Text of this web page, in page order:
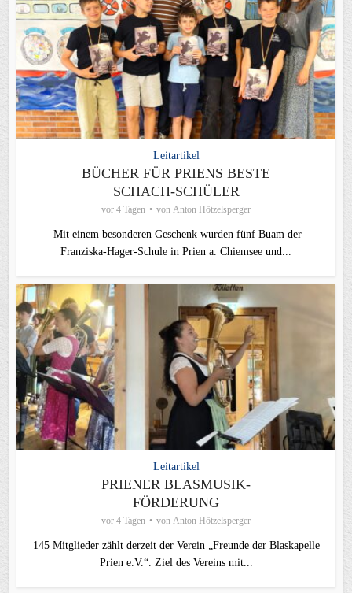
Leitartikel
BÜCHER FÜR PRIENS BESTE
SCHACH-SCHÜLER
vor 4 Tagen von Anton Hötzelsperger
Mit einem besonderen Geschenk wurden fünf Buam der
Franziska-Hager-Schule in Prien a. Chiemsee und...
Leitartikel
PRIENER BLASMUSIK-
FÖRDERUNG
vor 4 Tagen von Anton Hötzelsperger
145 Mitglieder zählt derzeit der Verein „Freunde der Blaskapelle
Prien e.V.“. Ziel des Vereins mit...